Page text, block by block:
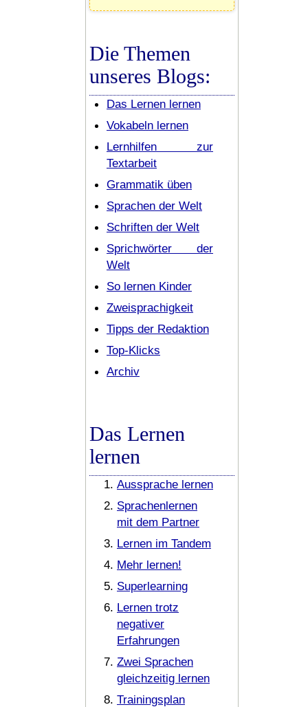
Die Themen
unseres Blogs:
Das Lernen lernen
Vokabeln lernen
Lernhilfen zur
Textarbeit
Grammatik üben
Sprachen der Welt
Schriften der Welt
Sprichwörter der
Welt
So lernen Kinder
Zweisprachigkeit
Tipps der Redaktion
Top-Klicks
Archiv
Das Lernen
lernen
Aussprache lernen
Sprachenlernen
mit dem Partner
Lernen im Tandem
Mehr lernen!
Superlearning
Lernen trotz
negativer
Erfahrungen
Zwei Sprachen
gleichzeitig lernen
Trainingsplan